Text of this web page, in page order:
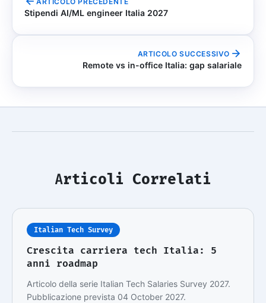
Stipendi AI/ML engineer Italia 2027
ARTICOLO SUCCESSIVO
Remote vs in-office Italia: gap salariale
Articoli Correlati
Italian Tech Survey
Crescita carriera tech Italia: 5
anni roadmap
Articolo della serie Italian Tech Salaries Survey 2027.
Pubblicazione prevista 04 October 2027.